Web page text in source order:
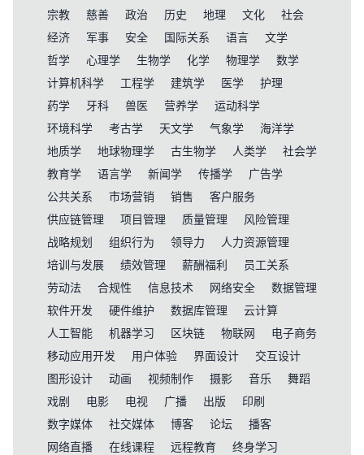
宗教
慈善 政治 历史 地理 文化
社会
经济
军事 安全 国际关系 语言
文学
哲学
心理学 生物学 化学 物理学
数学
计算机科学
工程学 建筑学 医学
护理
药学
牙科 兽医 营养学
运动科学
环境科学
考古学 天文学 气象学
海洋学
地质学
地球物理学 古生物学 人类学
社会学
教育学
语言学 新闻学 传播学
广告学
公共关系
市场营销 销售
客户服务
供应链管理
项目管理 质量管理
风险管理
战略规划
组织行为 领导力
人力资源管理
培训与发展
绩效管理 薪酬福利
员工关系
劳动法
合规性 信息技术 网络安全
数据管理
软件开发
硬件维护 数据库管理
云计算
人工智能
机器学习 区块链 物联网
电子商务
移动应用开发
用户体验 界面设计
交互设计
图形设计
动画 视频制作 摄影 音乐
舞蹈
戏剧
电影 电视 广播 出版
印刷
数字媒体
社交媒体 博客 论坛
播客
网络直播
在线课程 远程教育
终身学习